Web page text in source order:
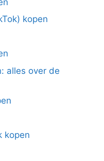
kopen
alles over de
kopen